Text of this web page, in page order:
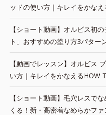
ッドの使い方｜キレイをかな
【ショート動画】オルビス初
ト」おすすめの塗り方3パター
【動画でレッスン】オルビス
い方｜キレイをかなえるHOW
【ショート動画】毛穴レスで
くる！新・高密着なめらかフ